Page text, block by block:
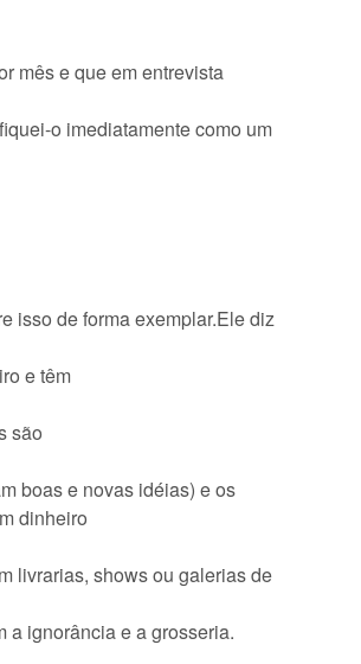
mês e que em entrevista
o imediatamente como um
isso de forma exemplar.Ele diz
e têm
são
boas e novas idéias) e os
dinheiro
livrarias, shows ou galerias de
a ignorância e a grosseria.